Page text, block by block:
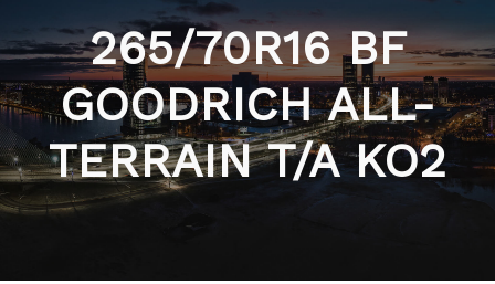
265/70R16 BF
GOODRICH ALL-
TERRAIN T/A KO2